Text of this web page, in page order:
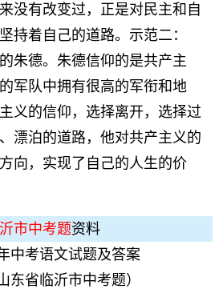
没有改变过，正是对民主和自
持着自己的道路。示范二：
朱德。朱德信仰的是共产主
军队中拥有很高的军衔和地
义的信仰，选择离开，选择过
漂泊的道路，他对共产主义的
向，实现了自己的人生的价
市中考题资料
中考语文试题及答案
东省临沂市中考题）